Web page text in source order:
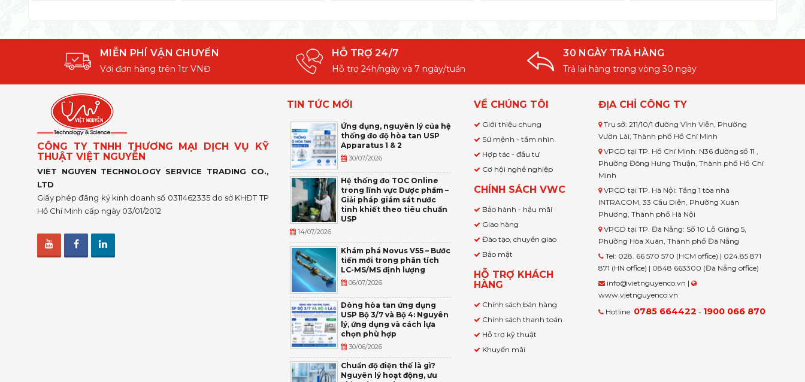
MIỄN PHÍ VẬN CHUYỂN
Với đơn hàng trên 1tr VNĐ
HỖ TRỢ 24/7
Hỗ trợ 24h/ngày và 7 ngày/tuần
30 NGÀY TRẢ HÀNG
Trả lại hàng trong vòng 30 ngày
CÔNG TY TNHH THƯƠNG MẠI DỊCH VỤ KỸ
THUẬT VIỆT NGUYỄN
VIET NGUYEN TECHNOLOGY SERVICE TRADING CO.,
LTD
Giấy phép đăng ký kinh doanh số 0311462335 do sở KHĐT TP
Hồ Chí Minh cấp ngày 03/01/2012
TIN TỨC MỚI
Ứng dụng, nguyên lý của hệ
thống đo độ hòa tan USP
Apparatus 1 & 2
30/07/2026
Hệ thống đo TOC Online
trong lĩnh vực Dược phẩm –
Giải pháp giám sát nước
tinh khiết theo tiêu chuẩn
USP
14/07/2026
Khám phá Novus V55 – Bước
tiến mới trong phân tích
LC-MS/MS định lượng
06/07/2026
Dòng hòa tan ứng dụng
USP Bộ 3/7 và Bộ 4: Nguyên
lý, ứng dụng và cách lựa
chọn phù hợp
30/06/2026
Chuẩn độ điện thế là gì?
Nguyên lý hoạt động, ưu
VỀ CHÚNG TÔI
Giới thiệu chung
Sứ mệnh - tầm nhìn
Hợp tác - đầu tư
Cơ hội nghề nghiệp
CHÍNH SÁCH VWC
Bảo hành - hậu mãi
Giao hàng
Đào tạo, chuyển giao
Bảo mật
HỖ TRỢ KHÁCH
HÀNG
Chính sách bán hàng
Chính sách thanh toán
Hỗ trợ kỹ thuật
Khuyến mãi
ĐỊA CHỈ CÔNG TY
Trụ sở: 211/10/1 đường Vĩnh Viễn, Phường
Vườn Lài, Thành phố Hồ Chí Minh
VPGD tại TP. Hồ Chí Minh: N36 đường số 11 ,
Phường Đông Hưng Thuận, Thành phố Hồ Chí
Minh
VPGD tại TP. Hà Nội: Tầng 1 tòa nhà
INTRACOM, 33 Cầu Diễn, Phường Xuân
Phương, Thành phố Hà Nội
VPGD tại TP. Đà Nẵng: Số 10 Lỗ Giáng 5,
Phường Hòa Xuân, Thành phố Đà Nẵng
Tel: 028. 66 570 570 (HCM office) | 024.85 871
871 (HN office) | 0848 663300 (Đà Nẵng office)
info@vietnguyenco.vn |
www.vietnguyenco.vn
Hotline: 0785 664422 - 1900 066 870